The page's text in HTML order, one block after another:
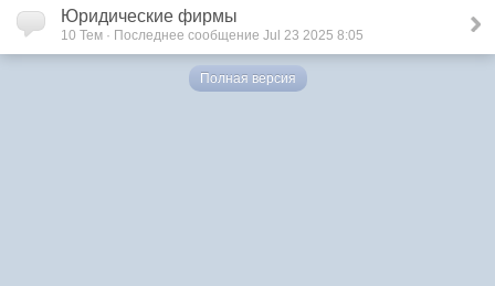
Юридические фирмы
10 Тем · Последнее сообщение Jul 23 2025 8:05
Полная версия